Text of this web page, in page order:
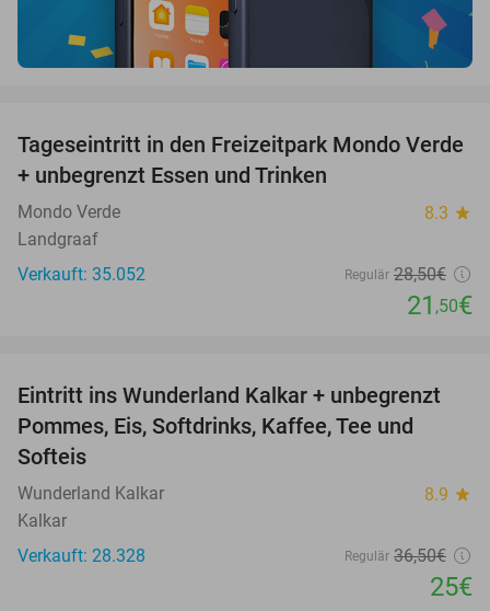
25%
Tageseintritt in den Freizeitpark Mondo Verde
+ unbegrenzt Essen und Trinken
Mondo Verde 8.3 star
Landgraaf
Verkauft: 35.052
Regulär 28,50€
21 ,50€
32%
Eintritt ins Wunderland Kalkar + unbegrenzt
Pommes, Eis, Softdrinks, Kaffee, Tee und
Softeis
Wunderland Kalkar 8.9 star
Kalkar
Verkauft: 28.328
Regulär 36,50€
25€